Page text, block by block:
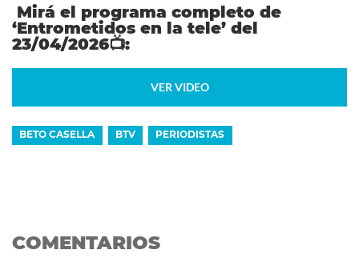
Mirá el programa completo de
‘Entrometidos en la tele’ del
23/04/2026📺:
VER VIDEO
BETO CASELLA BTV PERIODISTAS
COMENTARIOS